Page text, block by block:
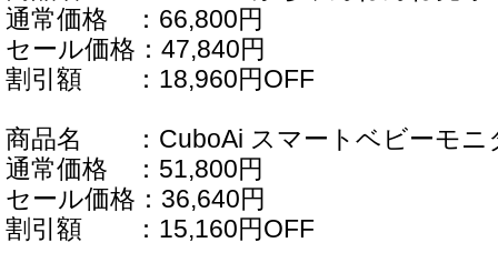
通常価格 ：66,800円
セール価格：47,840円
割引額 ：18,960円OFF
商品名 ：CuboAi スマートベビーモニ
通常価格 ：51,800円
セール価格：36,640円
割引額 ：15,160円OFF